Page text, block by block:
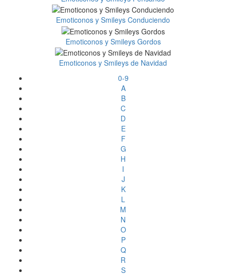
Emoticonos y Smileys Conduciendo
Emoticonos y Smileys Gordos
Emoticonos y Smileys de Navidad
0-9
A
B
C
D
E
F
G
H
I
J
K
L
M
N
O
P
Q
R
S